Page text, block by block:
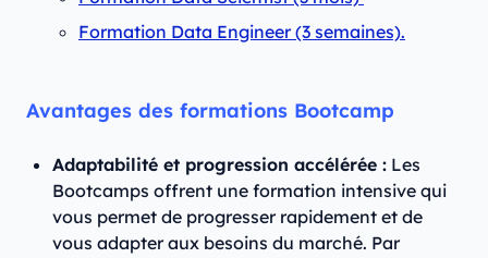
Formation Data Engineer (3 semaines).
Avantages des formations Bootcamp
Adaptabilité et progression accélérée : Les
Bootcamps offrent une formation intensive qui
vous permet de progresser rapidement et de
vous adapter aux besoins du marché. Par